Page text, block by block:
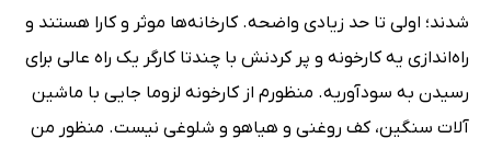
شدند؛ اولی تا حد زیادی واضحه. کارخانه‌ها موثر و کارا هستند و
راه‌اندازی یه کارخونه و پر کردنش با چندتا کارگر یک راه عالی برای
رسیدن به سودآوریه. منظورم از کارخونه لزوما جایی با ماشین
آلات سنگین، کف روغنی و هیاهو و شلوغی نیست. منظور من